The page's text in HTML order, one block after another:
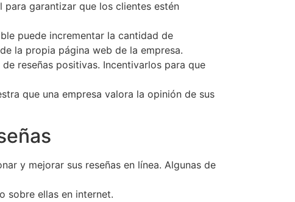
garantizar que los clientes estén
puede incrementar la cantidad de
la propia página web de la empresa.
reseñas positivas. Incentivarlos para que
que una empresa valora la opinión de sus
y mejorar sus reseñas en línea. Algunas de
sobre ellas en internet.